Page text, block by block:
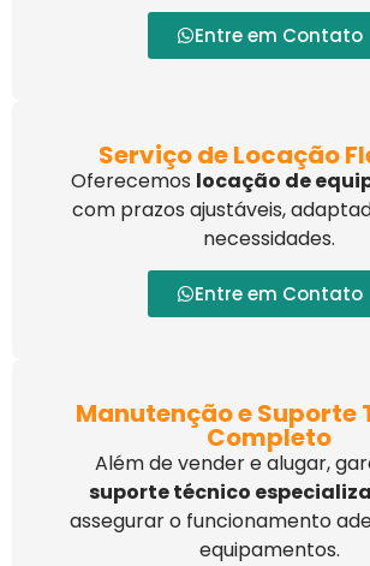
Entre em Contato
Serviço de Locação
Oferecemos locação de
com prazos ajustáveis,
necessidades.
Entre em Contato
Manutenção e Suporte
Completo
Além de vender e alugar,
suporte técnico
assegurar o funcionamento
equipamentos.